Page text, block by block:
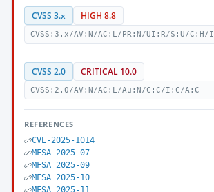
CVSS 3.x HIGH 8.8
CVSS:3.x/AV:N/AC:L/PR:N/UI:R/S:U/C:H/
CVSS 2.0 CRITICAL 10.0
CVSS:2.0/AV:N/AC:L/Au:N/C:C/I:C/A:C
REFERENCES
CVE-2025-1014
MFSA 2025-07
MFSA 2025-09
MFSA 2025-10
MFSA 2025-11